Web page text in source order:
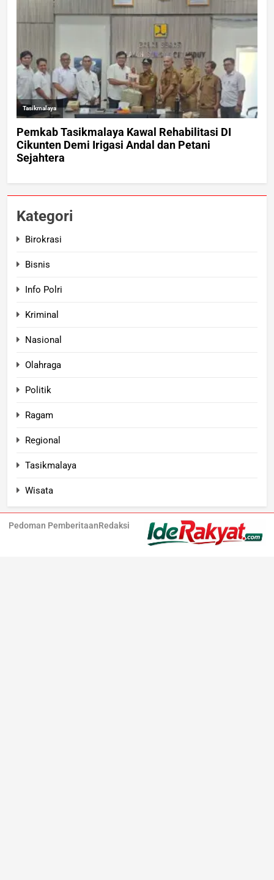
Kategori
Birokrasi
Bisnis
Info Polri
Kriminal
Nasional
Olahraga
Politik
Ragam
Regional
Tasikmalaya
Wisata
Pedoman PemberitaanRedaksi